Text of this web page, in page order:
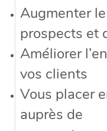
Augmenter
prospects et
Améliorer
vos clients
Vous placer
auprès de